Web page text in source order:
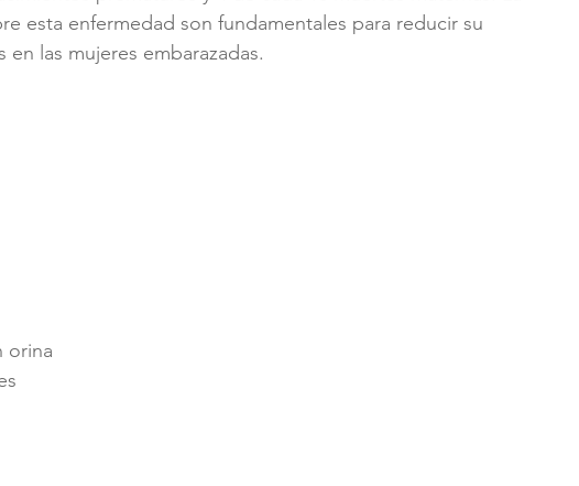
esta enfermedad son fundamentales para reducir su
en las mujeres embarazadas.
orina